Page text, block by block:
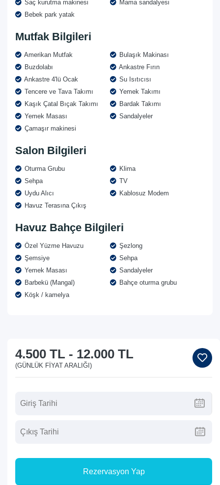
Saç kurutma makinesi
Mama sandalyesi
Bebek park yatak
Mutfak Bilgileri
Amerikan Mutfak
Bulaşık Makinası
Buzdolabı
Ankastre Fırın
Ankastre 4'lü Ocak
Su Isıtıcısı
Tencere ve Tava Takımı
Yemek Takımı
Kaşık Çatal Bıçak Takımı
Bardak Takımı
Yemek Masası
Sandalyeler
Çamaşır makinesi
Salon Bilgileri
Oturma Grubu
Klima
Sehpa
TV
Uydu Alıcı
Kablosuz Modem
Havuz Terasına Çıkış
Havuz Bahçe Bilgileri
Özel Yüzme Havuzu
Şezlong
Şemsiye
Sehpa
Yemek Masası
Sandalyeler
Barbekü (Mangal)
Bahçe oturma grubu
Köşk / kamelya
4.500 TL - 12.000 TL
(GÜNLÜK FIYAT ARALIĞI)
Rezervasyon Yap